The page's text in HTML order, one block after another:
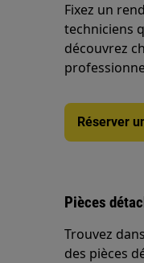
Fixez un
techniciens
découvrez
Réserver
Pièces
Trouvez
des pièces